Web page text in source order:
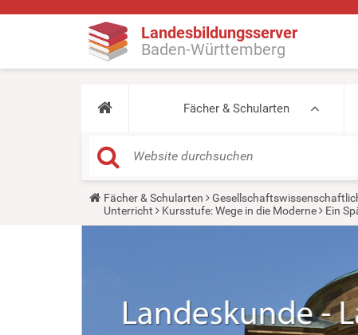
Landesbildungsserver
Baden-Württemberg
Fächer & Schularten
Y
u
Fächer & Schularten
Unterricht
Kursstufe: Wege in die Moderne Ein